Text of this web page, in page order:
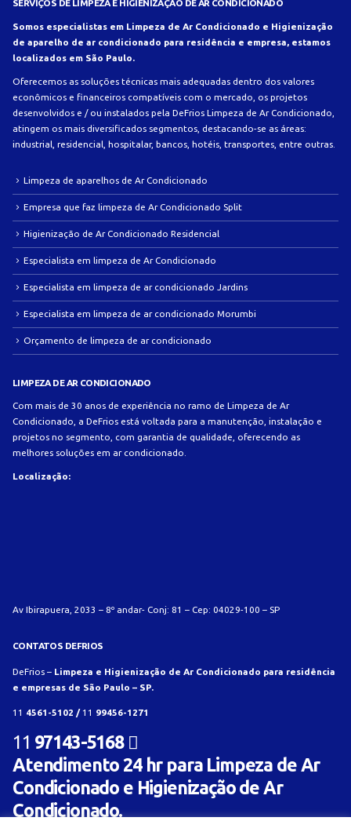
SERVIÇOS DE LIMPEZA E HIGIENIZAÇÃO DE AR CONDICIONADO
Somos especialistas em Limpeza de Ar Condicionado e Higienização
de aparelho de ar condicionado para residência e empresa, estamos
localizados em São Paulo.
Oferecemos as soluções técnicas mais adequadas dentro dos valores
econômicos e financeiros compatíveis com o mercado, os projetos
desenvolvidos e / ou instalados pela DeFrios Limpeza de Ar Condicionado,
atingem os mais diversificados segmentos, destacando-se as áreas:
industrial, residencial, hospitalar, bancos, hotéis, transportes, entre outras.
Limpeza de aparelhos de Ar Condicionado
Empresa que faz limpeza de Ar Condicionado Split
Higienização de Ar Condicionado Residencial
Especialista em limpeza de Ar Condicionado
Especialista em limpeza de ar condicionado Jardins
Especialista em limpeza de ar condicionado Morumbi
Orçamento de limpeza de ar condicionado
LIMPEZA DE AR CONDICIONADO
Com mais de 30 anos de experiência no ramo de Limpeza de Ar
Condicionado, a DeFrios está voltada para a manutenção, instalação e
projetos no segmento, com garantia de qualidade, oferecendo as
melhores soluções em ar condicionado.
Localização:
Av Ibirapuera, 2033 – 8º andar- Conj: 81 – Cep: 04029-100 – SP
CONTATOS DEFRIOS
DeFrios – Limpeza e Higienização de Ar Condicionado para residência
e empresas de São Paulo – SP.
11 4561-5102 / 11 99456-1271
11 97143-5168
Atendimento 24 hr para Limpeza de Ar
Condicionado e Higienização de Ar
Condicionado.